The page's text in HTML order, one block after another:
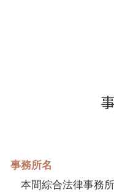
事務所名
本間綜合法律事務所